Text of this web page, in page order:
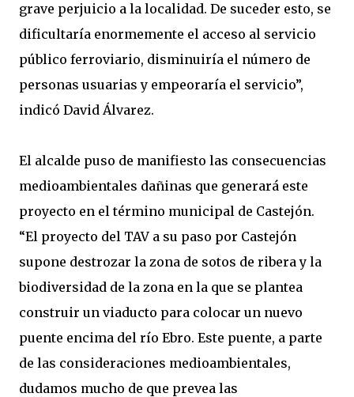
grave perjuicio a la localidad. De suceder esto, se
dificultaría enormemente el acceso al servicio
público ferroviario, disminuiría el número de
personas usuarias y empeoraría el servicio”,
indicó David Álvarez.
El alcalde puso de manifiesto las consecuencias
medioambientales dañinas que generará este
proyecto en el término municipal de Castejón.
“El proyecto del TAV a su paso por Castejón
supone destrozar la zona de sotos de ribera y la
biodiversidad de la zona en la que se plantea
construir un viaducto para colocar un nuevo
puente encima del río Ebro. Este puente, a parte
de las consideraciones medioambientales,
dudamos mucho de que prevea las